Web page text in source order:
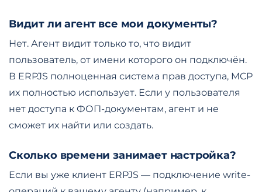
Видит ли агент все мои документы?
Нет. Агент видит только то, что видит
пользователь, от имени которого он подключён.
В ERPJS полноценная система прав доступа, MCP
их полностью использует. Если у пользователя
нет доступа к ФОП-документам, агент и не
сможет их найти или создать.
Сколько времени занимает настройка?
Если вы уже клиент ERPJS — подключение write-